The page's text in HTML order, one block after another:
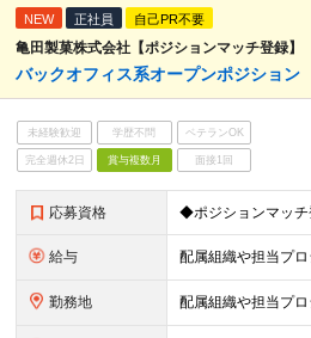
NEW 正社員 自己PR不要
亀田製菓株式会社【ポジションマッチ登録】
バックオフィス系オープンポジション
未経験歓迎 学歴不問 ベテランOK
完全週休2日 賞与複数月 面接1回
応募資格
給与
勤務地